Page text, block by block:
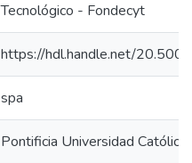
Tecnológico - Fondecyt
https://hdl.handle.net/
spa
Pontificia Universidad Católica